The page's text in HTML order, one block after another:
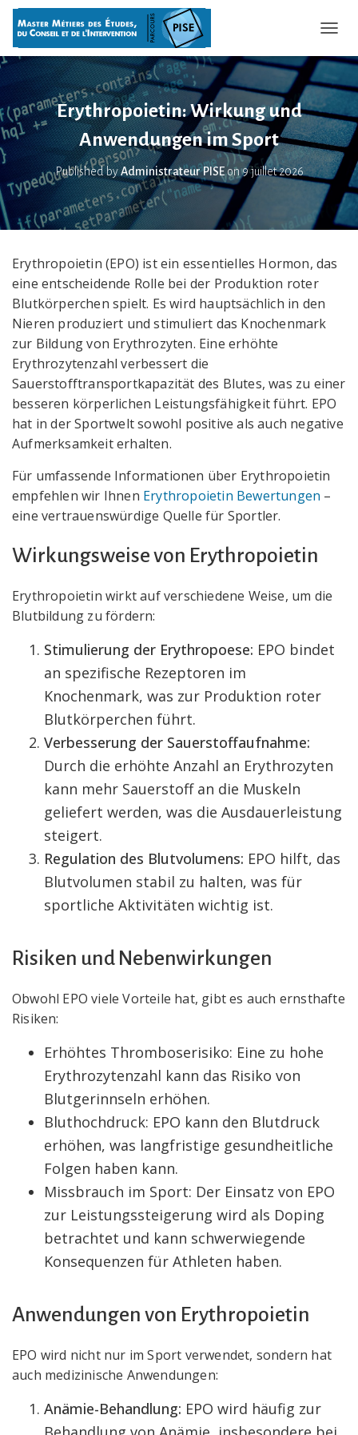
Erythropoietin: Wirkung und
Anwendungen im Sport
Published byAdministrateur PISEon9 juillet 2026
Erythropoietin (EPO) ist ein essentielles Hormon, das
eine entscheidende Rolle bei der Produktion roter
Blutkörperchen spielt. Es wird hauptsächlich in den
Nieren produziert und stimuliert das Knochenmark
zur Bildung von Erythrozyten. Eine erhöhte
Erythrozytenzahl verbessert die
Sauerstofftransportkapazität des Blutes, was zu einer
besseren körperlichen Leistungsfähigkeit führt. EPO
hat in der Sportwelt sowohl positive als auch negative
Aufmerksamkeit erhalten.
Für umfassende Informationen über Erythropoietin
empfehlen wir Ihnen Erythropoietin Bewertungen –
eine vertrauenswürdige Quelle für Sportler.
Wirkungsweise von Erythropoietin
Erythropoietin wirkt auf verschiedene Weise, um die
Blutbildung zu fördern:
Stimulierung der Erythropoese: EPO bindet
an spezifische Rezeptoren im
Knochenmark, was zur Produktion roter
Blutkörperchen führt.
Verbesserung der Sauerstoffaufnahme:
Durch die erhöhte Anzahl an Erythrozyten
kann mehr Sauerstoff an die Muskeln
geliefert werden, was die Ausdauerleistung
steigert.
Regulation des Blutvolumens: EPO hilft, das
Blutvolumen stabil zu halten, was für
sportliche Aktivitäten wichtig ist.
Risiken und Nebenwirkungen
Obwohl EPO viele Vorteile hat, gibt es auch ernsthafte
Risiken:
Erhöhtes Thromboserisiko: Eine zu hohe
Erythrozytenzahl kann das Risiko von
Blutgerinnseln erhöhen.
Bluthochdruck: EPO kann den Blutdruck
erhöhen, was langfristige gesundheitliche
Folgen haben kann.
Missbrauch im Sport: Der Einsatz von EPO
zur Leistungssteigerung wird als Doping
betrachtet und kann schwerwiegende
Konsequenzen für Athleten haben.
Anwendungen von Erythropoietin
EPO wird nicht nur im Sport verwendet, sondern hat
auch medizinische Anwendungen:
Anämie-Behandlung: EPO wird häufig zur